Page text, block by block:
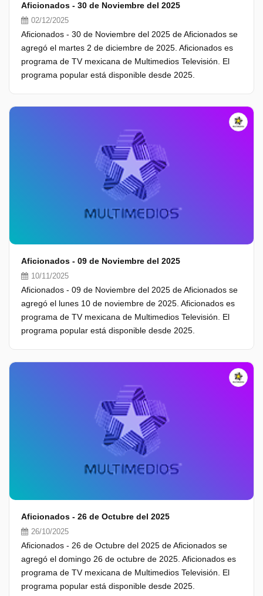
Aficionados - 30 de Noviembre del 2025
02/12/2025
Aficionados - 30 de Noviembre del 2025 de Aficionados se
agregó el martes 2 de diciembre de 2025. Aficionados es
programa de TV mexicana de Multimedios Televisión. El
programa popular está disponible desde 2025.
Aficionados - 09 de Noviembre del 2025
10/11/2025
Aficionados - 09 de Noviembre del 2025 de Aficionados se
agregó el lunes 10 de noviembre de 2025. Aficionados es
programa de TV mexicana de Multimedios Televisión. El
programa popular está disponible desde 2025.
Aficionados - 26 de Octubre del 2025
26/10/2025
Aficionados - 26 de Octubre del 2025 de Aficionados se
agregó el domingo 26 de octubre de 2025. Aficionados es
programa de TV mexicana de Multimedios Televisión. El
programa popular está disponible desde 2025.